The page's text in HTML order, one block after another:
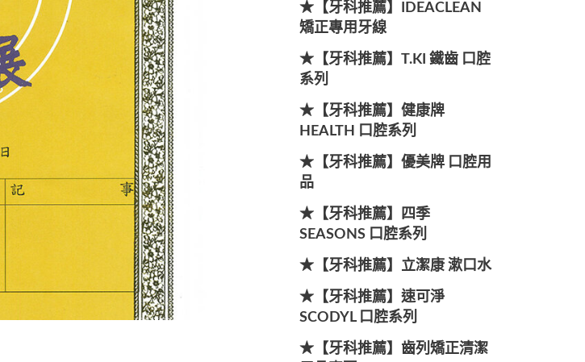
★【牙科推薦】IDEACLEAN
矯正專用牙線
★【牙科推薦】T.KI 鐵齒 口腔
系列
★【牙科推薦】健康牌
HEALTH 口腔系列
★【牙科推薦】優美牌 口腔用
品
★【牙科推薦】四季
SEASONS 口腔系列
★【牙科推薦】立潔康 漱口水
★【牙科推薦】速可淨
SCODYL 口腔系列
★【牙科推薦】齒列矯正清潔